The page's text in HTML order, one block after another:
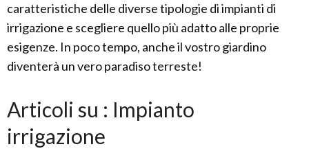
caratteristiche delle diverse tipologie di impianti di
irrigazione e scegliere quello più adatto alle proprie
esigenze. In poco tempo, anche il vostro giardino
diventerà un vero paradiso terreste!
Articoli su : Impianto
irrigazione